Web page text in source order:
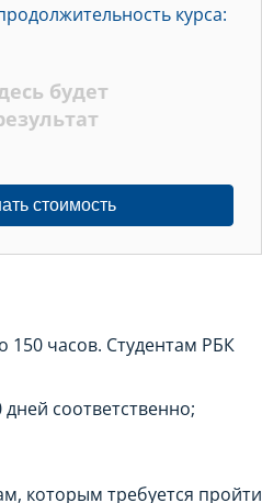
курса:
будет
стоимость
150 часов. Студентам РБК
соответственно;
которым требуется пройти